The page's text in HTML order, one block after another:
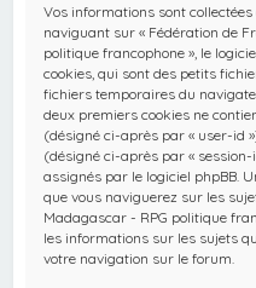
Vos informations sont
naviguant sur « Fédération de
politique francophone », le
cookies, qui sont des petits
fichiers temporaires du
deux premiers cookies ne
(désigné ci-après par « user-id
(désigné ci-après par «
assignés par le logiciel phpBB.
que vous naviguerez sur les
Madagascar - RPG politique
les informations sur les sujets
votre navigation sur le forum.